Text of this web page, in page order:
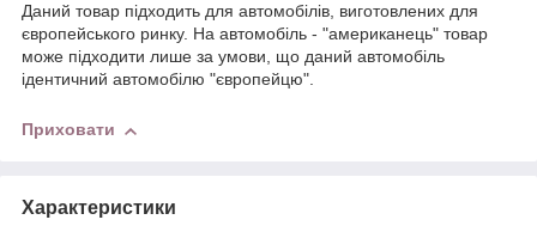
Даний товар підходить для автомобілів, виготовлених для
європейського ринку. На автомобіль - "американець" товар
може підходити лише за умови, що даний автомобіль
ідентичний автомобілю "європейцю".
Приховати
Характеристики